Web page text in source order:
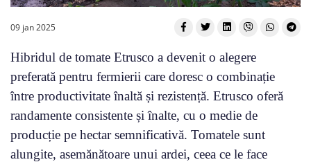
09 jan 2025
Hibridul de tomate Etrusco a devenit o alegere
preferată pentru fermierii care doresc o combinație
între productivitate înaltă și rezistență. Etrusco oferă
randamente consistente și înalte, cu o medie de
producție pe hectar semnificativă. Tomatele sunt
alungite, asemănătoare unui ardei, ceea ce le face